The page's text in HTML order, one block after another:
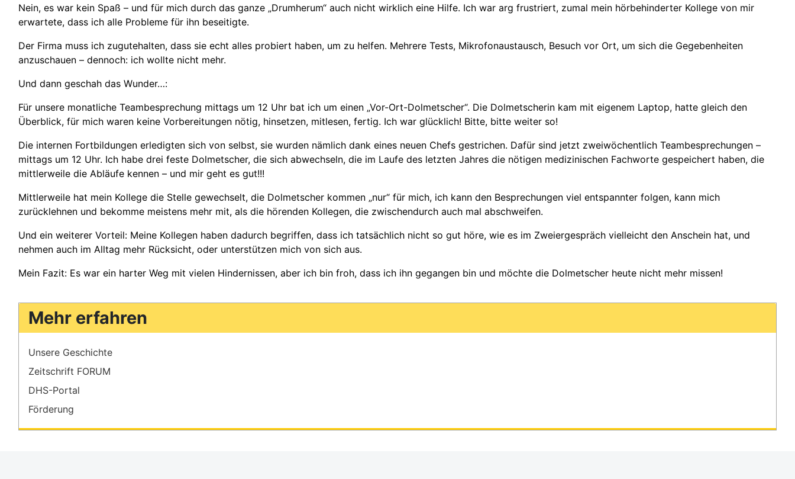
Nein, es war kein Spaß – und für mich durch das ganze „Drumherum“ auch nicht wirklich eine Hilfe. Ich war arg frustriert, zumal mein hörbehinderter Kollege von mir
erwartete, dass ich alle Probleme für ihn beseitigte.
Der Firma muss ich zugutehalten, dass sie echt alles probiert haben, um zu helfen. Mehrere Tests, Mikrofonaustausch, Besuch vor Ort, um sich die Gegebenheiten
anzuschauen – dennoch: ich wollte nicht mehr.
Und dann geschah das Wunder…:
Für unsere monatliche Teambesprechung mittags um 12 Uhr bat ich um einen „Vor-Ort-Dolmetscher“. Die Dolmetscherin kam mit eigenem Laptop, hatte gleich den
Überblick, für mich waren keine Vorbereitungen nötig, hinsetzen, mitlesen, fertig. Ich war glücklich! Bitte, bitte weiter so!
Die internen Fortbildungen erledigten sich von selbst, sie wurden nämlich dank eines neuen Chefs gestrichen. Dafür sind jetzt zweiwöchentlich Teambesprechungen –
mittags um 12 Uhr. Ich habe drei feste Dolmetscher, die sich abwechseln, die im Laufe des letzten Jahres die nötigen medizinischen Fachworte gespeichert haben, die
mittlerweile die Abläufe kennen – und mir geht es gut!!!
Mittlerweile hat mein Kollege die Stelle gewechselt, die Dolmetscher kommen „nur“ für mich, ich kann den Besprechungen viel entspannter folgen, kann mich
zurücklehnen und bekomme meistens mehr mit, als die hörenden Kollegen, die zwischendurch auch mal abschweifen.
Und ein weiterer Vorteil: Meine Kollegen haben dadurch begriffen, dass ich tatsächlich nicht so gut höre, wie es im Zweiergespräch vielleicht den Anschein hat, und
nehmen auch im Alltag mehr Rücksicht, oder unterstützen mich von sich aus.
Mein Fazit: Es war ein harter Weg mit vielen Hindernissen, aber ich bin froh, dass ich ihn gegangen bin und möchte die Dolmetscher heute nicht mehr missen!
Mehr erfahren
Unsere Geschichte
Zeitschrift FORUM
DHS-Portal
Förderung